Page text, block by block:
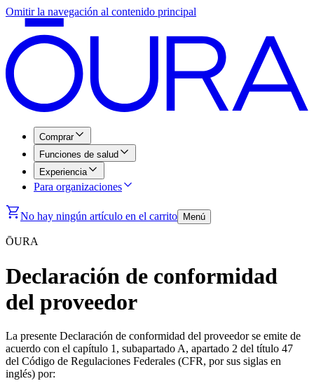
Omitir la navegación al contenido principal
Comprar
Funciones de salud
Experiencia
Para organizaciones
No hay ningún artículo en el carrito Menú
ŌURA
Declaración de conformidad
del proveedor
La presente Declaración de conformidad del proveedor se emite de
acuerdo con el capítulo 1, subapartado A, apartado 2 del título 47
del Código de Regulaciones Federales (CFR, por sus siglas en
inglés) por: